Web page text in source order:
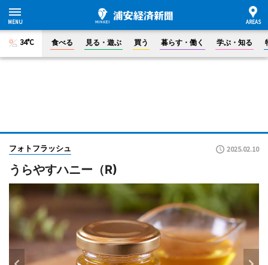
34°C 食べる 見る・遊ぶ 買う 暮らす・働く 学ぶ・知る
フォトフラッシュ 2025.02.10
うらやすハニー（R)